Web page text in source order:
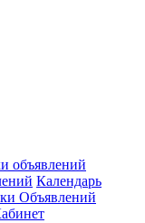
объявлений
Календарь
Объявлений